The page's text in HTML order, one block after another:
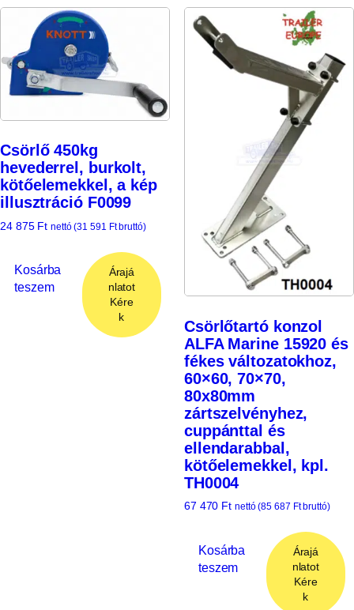
Csörlő 450kg
hevederrel, burkolt,
kötőelemekkel, a kép
illusztráció F0099
24 875 Ft nettó (31 591 Ftbruttó)
Kosárba
teszem
Árajá
nlatot
Kére
k
Csörlőtartó konzol
ALFA Marine 15920 és
fékes változatokhoz,
60×60, 70×70,
80x80mm
zártszelvényhez,
cuppánttal és
ellendarabbal,
kötőelemekkel, kpl.
TH0004
67 470 Ft nettó (85 687 Ftbruttó)
Kosárba
teszem
Árajá
nlatot
Kére
k